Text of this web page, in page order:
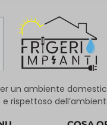
un ambiente
e rispettoso